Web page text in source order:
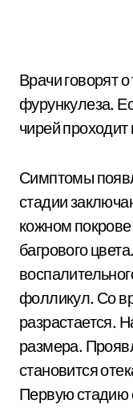
Врачи говорят
фурункулеза.
чирей проходит
Симптомы
стадии
кожном покрове
багрового
фолликул. Со
разрастается.
размера.
становится
Первую стадию